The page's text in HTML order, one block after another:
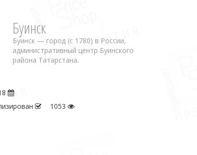
Буинск
Буинск — город (с 1780) в России,
административный центр Буинского
района Татарстана.
1053